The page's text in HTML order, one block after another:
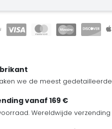
we de meest
vanaf 169 €
Wereldwijde